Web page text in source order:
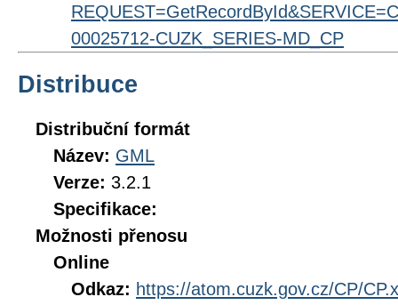
00025712-CUZK_SERIES-MD_CP
Distribuce
Distribuční formát
Název: GML
Verze: 3.2.1
Specifikace:
Možnosti přenosu
Online
Odkaz: https://atom.cuzk.gov.cz/CP/